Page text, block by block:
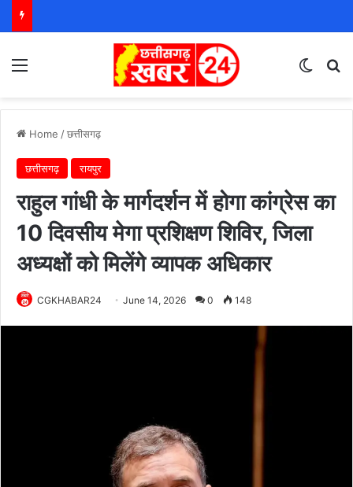
Home /छत्तीसगढ़
छत्तीसगढ़ रायपुर
राहुल गांधी के मार्गदर्शन में होगा कांग्रेस का
10 दिवसीय मेगा प्रशिक्षण शिविर, जिला
अध्यक्षों को मिलेंगे व्यापक अधिकार
CGKHABAR24 June 14, 2026 0 148